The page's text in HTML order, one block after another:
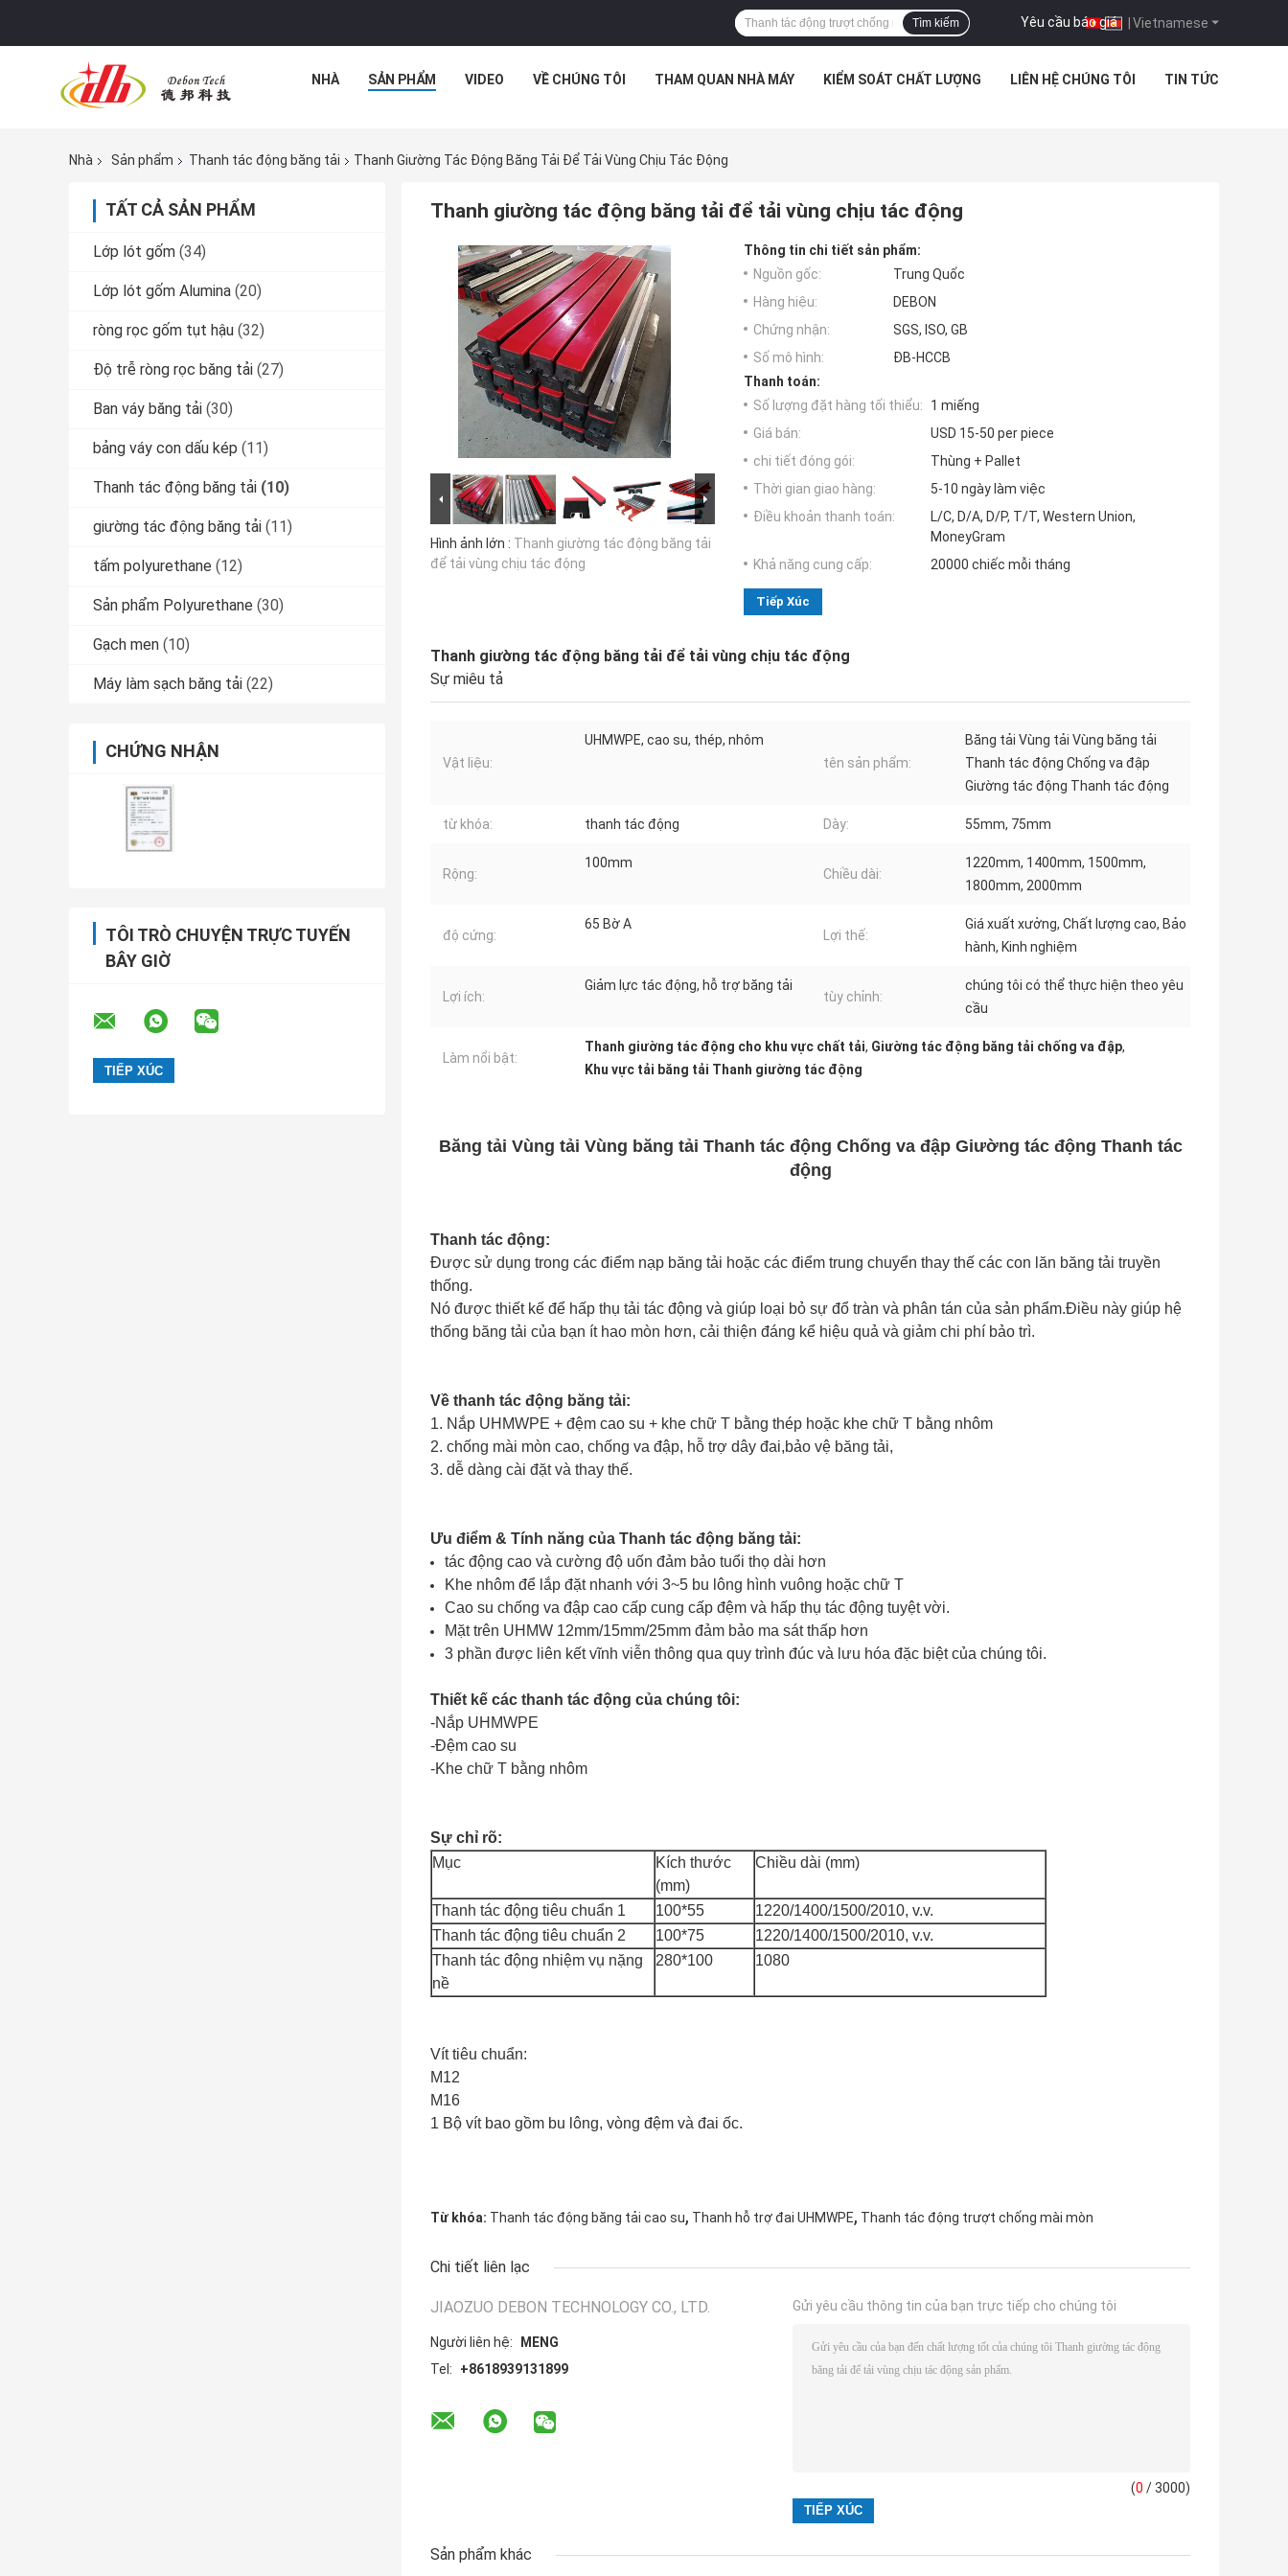
Vietnamese
Yêu cầu báo giá |
Tìm kiếm
NHÀ SẢN PHẨM VIDEO VỀ CHÚNG TÔI THAM QUAN NHÀ MÁY KIỂM SOÁT CHẤT LƯỢNG LIÊN HỆ CHÚNG TÔI TIN TỨC
Nhà Sản phẩm Thanh tác động băng tải Thanh Giường Tác Động Băng Tải Để Tải Vùng Chịu Tác Động
TẤT CẢ SẢN PHẨM
Lớp lót gốm (34)
Lớp lót gốm Alumina (20)
ròng rọc gốm tụt hậu (32)
Độ trễ ròng rọc băng tải (27)
Ban váy băng tải (30)
bảng váy con dấu kép (11)
Thanh tác động băng tải (10)
giường tác động băng tải (11)
tấm polyurethane (12)
Sản phẩm Polyurethane (30)
Gạch men (10)
Máy làm sạch băng tải (22)
CHỨNG NHẬN
TÔI TRÒ CHUYỆN TRỰC TUYẾN
BÂY GIỜ
Thanh giường tác động băng tải để tải vùng chịu tác động
Hình ảnh lớn : Thanh giường tác động băng tải
để tải vùng chịu tác động
Thông tin chi tiết sản phẩm:
Nguồn gốc:
Trung Quốc
Hàng hiệu:
DEBON
Chứng nhận:
SGS, ISO, GB
Số mô hình:
ĐB-HCCB
Thanh toán:
Số lượng đặt hàng tối thiểu:
1 miếng
Giá bán:
USD 15-50 per piece
chi tiết đóng gói:
Thùng + Pallet
Thời gian giao hàng:
5-10 ngày làm việc
Điều khoản thanh toán:
L/C, D/A, D/P, T/T, Western Union,
MoneyGram
Khả năng cung cấp:
20000 chiếc mỗi tháng
Tiếp Xúc
Thanh giường tác động băng tải để tải vùng chịu tác động
Sự miêu tả
Vật liệu:
UHMWPE, cao su, thép, nhôm
tên sản phẩm:
Băng tải Vùng tải Vùng băng tải
Thanh tác động Chống va đập
Giường tác động Thanh tác động
từ khóa: thanh tác động Dày: 55mm, 75mm
Rộng:
100mm
Chiều dài:
1220mm, 1400mm, 1500mm,
1800mm, 2000mm
độ cứng:
65 Bờ A
Lợi thế:
Giá xuất xưởng, Chất lượng cao, Bảo
hành, Kinh nghiệm
Lợi ích:
Giảm lực tác động, hỗ trợ băng tải
tùy chỉnh:
chúng tôi có thể thực hiện theo yêu
cầu
Làm nổi bật:
Thanh giường tác động cho khu vực chất tải, Giường tác động băng tải chống va đập,
Khu vực tải băng tải Thanh giường tác động
Băng tải Vùng tải Vùng băng tải Thanh tác động Chống va đập Giường tác động Thanh tác
động
Thanh tác động:
Được sử dụng trong các điểm nạp băng tải hoặc các điểm trung chuyển thay thế các con lăn băng tải truyền
thống.
Nó được thiết kế để hấp thụ tải tác động và giúp loại bỏ sự đổ tràn và phân tán của sản phẩm.Điều này giúp hệ
thống băng tải của bạn ít hao mòn hơn, cải thiện đáng kể hiệu quả và giảm chi phí bảo trì.
Về thanh tác động băng tải:
1. Nắp UHMWPE + đệm cao su + khe chữ T bằng thép hoặc khe chữ T bằng nhôm
2. chống mài mòn cao, chống va đập, hỗ trợ dây đai,bảo vệ băng tải,
3. dễ dàng cài đặt và thay thế.
Ưu điểm & Tính năng của Thanh tác động băng tải:
tác động cao và cường độ uốn đảm bảo tuổi thọ dài hơn
Khe nhôm để lắp đặt nhanh với 3~5 bu lông hình vuông hoặc chữ T
Cao su chống va đập cao cấp cung cấp đệm và hấp thụ tác động tuyệt vời.
Mặt trên UHMW 12mm/15mm/25mm đảm bảo ma sát thấp hơn
3 phần được liên kết vĩnh viễn thông qua quy trình đúc và lưu hóa đặc biệt của chúng tôi.
Thiết kế các thanh tác động của chúng tôi:
-Nắp UHMWPE
-Đệm cao su
-Khe chữ T bằng nhôm
Sự chỉ rõ:
Mục
Kích thước
(mm)
Chiều dài (mm)
Thanh tác động tiêu chuẩn 1 100*55
1220/1400/1500/2010, v.v.
Thanh tác động tiêu chuẩn 2
100*75
1220/1400/1500/2010, v.v.
Thanh tác động nhiệm vụ nặng
nề
280*100 1080
Vít tiêu chuẩn:
M12
M16
1 Bộ vít bao gồm bu lông, vòng đệm và đai ốc.
Từ khóa: Thanh tác động băng tải cao su, Thanh hỗ trợ đai UHMWPE, Thanh tác động trượt chống mài mòn
Chi tiết liên lạc
JIAOZUO DEBON TECHNOLOGY CO., LTD.
Người liên hệ:
MENG
Tel:
+8618939131899
Gửi yêu cầu thông tin của bạn trực tiếp cho chúng tôi
(0 / 3000)
Sản phẩm khác